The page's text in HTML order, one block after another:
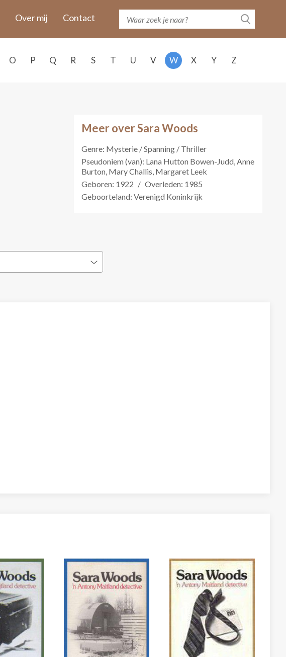
Over mij Contact
O P Q R S T U V W X Y Z
Meer over Sara Woods
Genre: Mysterie / Spanning / Thriller
Pseudoniem (van): Lana Hutton Bowen-Judd, Anne
Burton, Mary Challis, Margaret Leek
Geboren: 1922 / Overleden: 1985
Geboorteland: Verenigd Koninkrijk